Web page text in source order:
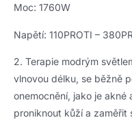
Moc: 1760W
Napětí: 110PROTI –
2. Terapie modrým
vlnovou délku, se běžně
onemocnění, jako je
proniknout kůží a zaměřit